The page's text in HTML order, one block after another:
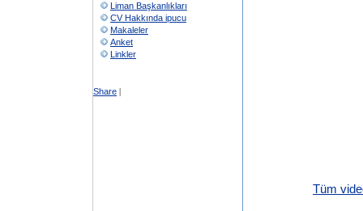
Liman Başkanlıkları
CV Hakkında ipucu
Makaleler
Anket
Linkler
Share |
Tüm